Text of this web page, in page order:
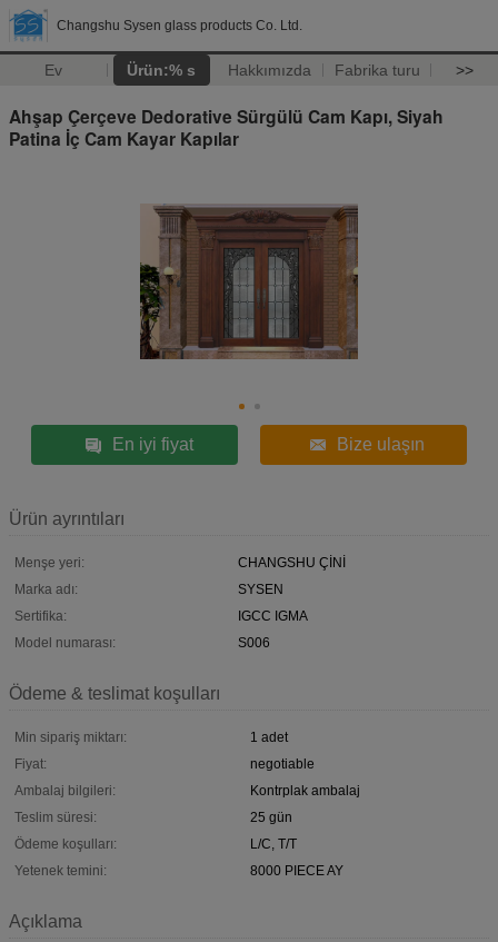
Changshu Sysen glass products Co. Ltd.
Ev Ürün:% s Hakkımızda Fabrika turu >>
Ahşap Çerçeve Dedorative Sürgülü Cam Kapı, Siyah
Patina İç Cam Kayar Kapılar
En iyi fiyat Bize ulaşın
Ürün ayrıntıları
Menşe yeri:
CHANGSHU ÇİNİ
Marka adı:
SYSEN
Sertifika:
IGCC IGMA
Model numarası:
S006
Ödeme & teslimat koşulları
Min sipariş miktarı:
1 adet
Fiyat:
negotiable
Ambalaj bilgileri:
Kontrplak ambalaj
Teslim süresi:
25 gün
Ödeme koşulları:
L/C, T/T
Yetenek temini:
8000 PIECE AY
Açıklama